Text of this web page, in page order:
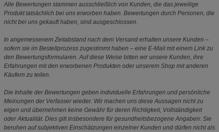
Alle Bewertungen stammen ausschließlich von Kunden, die das jeweilige
Produkt tatsächlich bei uns erworben haben. Bewertungen durch Personen, die
nicht bei uns gekauft haben, sind ausgeschlossen.
In angemessenem Zeitabstand nach dem Versand erhalten unsere Kunden –
sofern sie im Bestellprozess zugestimmt haben – eine E-Mail mit einem Link zu
den Bewertungsformularen. Auf diese Weise bitten wir unsere Kunden, ihre
Erfahrungen mit den erworbenen Produkten oder unserem Shop mit anderen
Käufern zu teilen.
Die Inhalte der Bewertungen geben individuelle Erfahrungen und persönliche
Meinungen der Verfasser wieder. Wir machen uns diese Aussagen nicht zu
eigen und übernehmen keine Gewähr für deren Richtigkeit, Vollständigkeit
oder Aktualität. Dies gilt insbesondere für gesundheitsbezogene Angaben: Sie
beruhen auf subjektiven Einschätzungen einzelner Kunden und dürfen nicht als